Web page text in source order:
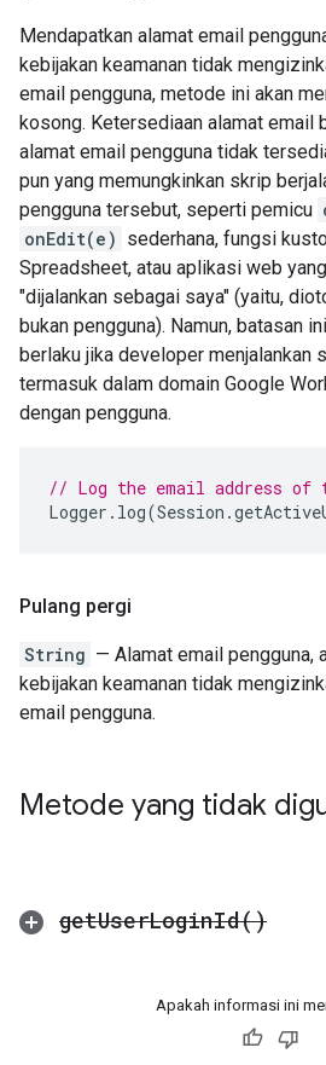
Mendapatkan alamat email
kebijakan keamanan tidak
email pengguna, metode ini akan
kosong. Ketersediaan alamat email
alamat email pengguna tidak
pun yang memungkinkan skrip
pengguna tersebut, seperti pemicu
onEdit(e) sederhana, fungsi
Spreadsheet, atau aplikasi web
"dijalankan sebagai saya" (yaitu,
bukan pengguna). Namun, batasan
berlaku jika developer menjalankan
termasuk dalam domain Google
dengan pengguna.
// Log the email address of
Logger . log(Session .
Pulang pergi
String — Alamat email pengguna,
kebijakan keamanan tidak
email pengguna.
Metode yang tidak
getUserLoginId()
Apakah informasi ini